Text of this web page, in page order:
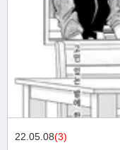
22.05.08(3)